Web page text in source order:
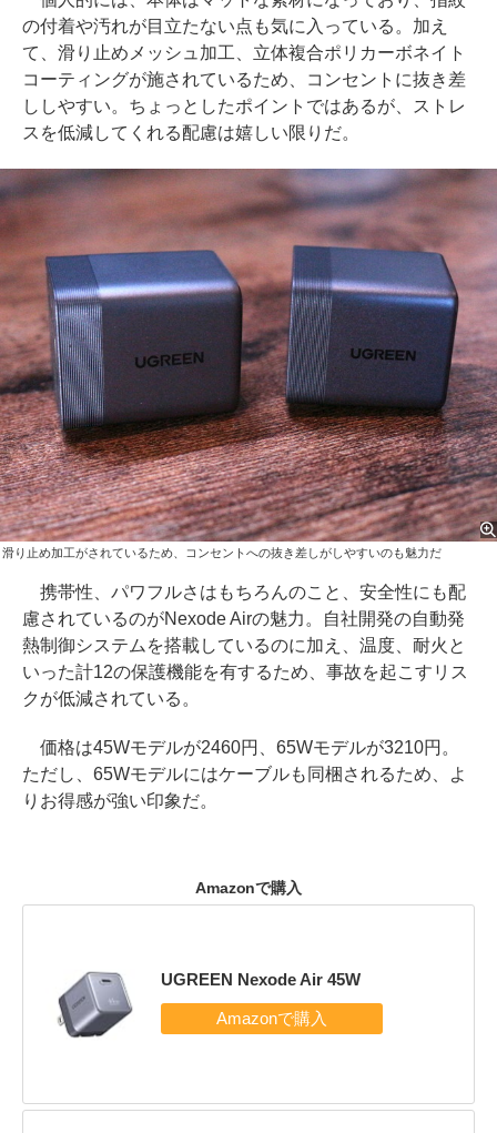
の付着や汚れが目立たない点も気に入っている。加え
て、滑り止めメッシュ加工、立体複合ポリカーボネイト
コーティングが施されているため、コンセントに抜き差
ししやすい。ちょっとしたポイントではあるが、ストレ
スを低減してくれる配慮は嬉しい限りだ。
滑り止め加工がされているため、コンセントへの抜き差しがしやすいのも魅力だ
携帯性、パワフルさはもちろんのこと、安全性にも配
慮されているのがNexode Airの魅力。自社開発の自動発
熱制御システムを搭載しているのに加え、温度、耐火と
いった計12の保護機能を有するため、事故を起こすリス
クが低減されている。
価格は45Wモデルが2460円、65Wモデルが3210円。
ただし、65Wモデルにはケーブルも同梱されるため、よ
りお得感が強い印象だ。
Amazonで購入
UGREEN Nexode Air 45W